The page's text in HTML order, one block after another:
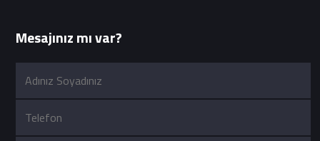
Mesajınız mı var?